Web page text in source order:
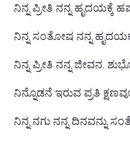
ನಿನ್ನ ಪ್ರೀತಿ ನನ್ನ ಹೃದಯಕ್ಕೆ
ನಿನ್ನ ಸಂತೋಷ ನನ್ನ
ನಿನ್ನ ಪ್ರೀತಿ ನನ್ನ ಜೀವನ.
ನಿನ್ನೊಡನೆ ಇರುವ ಪ್ರತಿ
ನಿನ್ನ ನಗು ನನ್ನ ದಿನವನ್ನು